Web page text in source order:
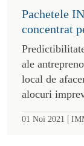
Pachetele
concentrat
ale
local de
alocuri
01 Noi 2021 |